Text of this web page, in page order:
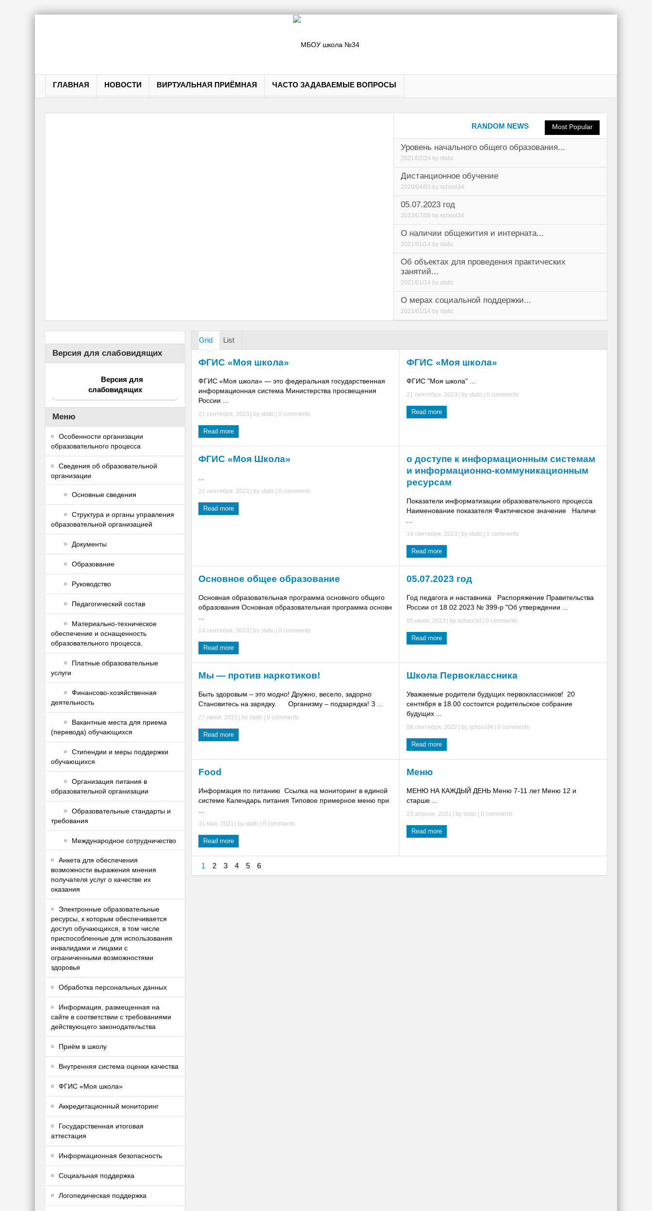
ГЛАВНАЯ НОВОСТИ ВИРТУАЛЬНАЯ ПРИЁМНАЯ ЧАСТО ЗАДАВАЕМЫЕ ВОПРОСЫ
Most Popular
RANDOM NEWS
Уровень начального общего образования...
2021/02/24 by static
Дистанционное обучение
2020/04/03 by school34
05.07.2023 год
2023/07/05 by school34
О наличии общежития и интерната...
2021/01/14 by static
Об объектах для проведения практических
занятий...
2021/01/14 by static
О мерах социальной поддержки...
2021/01/14 by static
Grid List
ФГИС «Моя школа»
ФГИС «Моя школа» — это федеральная государственная
информационная система Министерства просвещения
России ...
21 сентября, 2023 | by static 0 comments
Read more
ФГИС «Моя школа»
ФГИС "Моя школа" ...
21 сентября, 2023 | by static 0 comments
Read more
ФГИС «Моя Школа»
...
21 сентября, 2023 | by static 0 comments
Read more
о доступе к информационным системам
и информационно-коммуникационным
ресурсам
Показатели информатизации образовательного процесса
Наименование показателя Фактическое значение Наличи
...
19 сентября, 2023 | by static 0 comments
Read more
Основное общее образование
Основная образовательная программа основного общего
образования Основная образовательная программа основн
...
14 сентября, 2023 | by static 0 comments
Read more
05.07.2023 год
Год педагога и наставника Распоряжение Правительства
России от 18.02.2023 № 399-р "Об утверждении ...
05 июля, 2023 | by school34 0 comments
Read more
Мы — против наркотиков!
Быть здоровым – это модно! Дружно, весело, задорно
Становитесь на зарядку. Организму – подзарядка! З ...
27 июня, 2023 | by static 0 comments
Read more
Школа Первоклассника
Уважаемые родители будущих первоклассников! 20
сентября в 18.00 состоится родительское собрание
будущих ...
08 сентября, 2022 | by school34 0 comments
Read more
Food
Информация по питанию Ссылка на мониторинг в единой
системе Календарь питания Типовое примерное меню при
...
31 мая, 2021 | by static 0 comments
Read more
Меню
МЕНЮ НА КАЖДЫЙ ДЕНЬ Меню 7-11 лет Меню 12 и
старше ...
23 апреля, 2021 | by static 0 comments
Read more
1 2 3 4 5 6
Версия для слабовидящих
Версия для
слабовидящих
Меню
Особенности организации
образовательного процесса
Сведения об образовательной
организации
Основные сведения
Структура и органы управления
образовательной организацией
Документы
Образование
Руководство
Педагогический состав
Материально-техническое
обеспечение и оснащенность
образовательного процесса.
Платные образовательные
услуги
Финансово-хозяйственная
деятельность
Вакантные места для приема
(перевода) обучающихся
Стипендии и меры поддержки
обучающихся
Организация питания в
образовательной организации
Образовательные стандарты и
требования
Международное сотрудничество
Анкета для обеспечения
возможности выражения мнения
получателя услуг о качестве их
оказания
Электронные образовательные
ресурсы, к которым обеспечивается
доступ обучающихся, в том числе
приспособленные для использования
инвалидами и лицами с
ограниченными возможностями
здоровья
Обработка персональных данных
Информация, размещенная на
сайте в соответствии с требованиями
действующего законодательства
Приём в школу
Внутренняя система оценки качества
ФГИС «Моя школа»
Аккредитационный мониторинг
Государственная итоговая
аттестация
Информационная безопасность
Социальная поддержка
Логопедическая поддержка